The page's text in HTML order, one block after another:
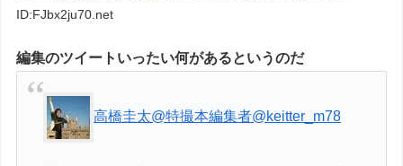
ID:FJbx2ju70.net
編集のツイートいったい何があるというのだ
高橋圭太@特撮本編集者@keitter_m78